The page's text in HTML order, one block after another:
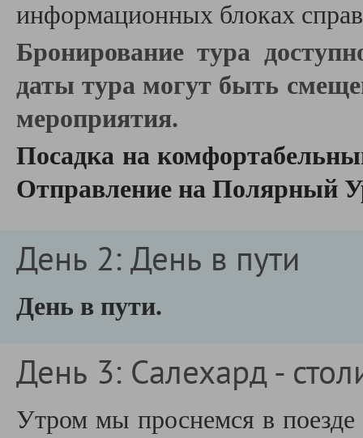
информационных блоках
Бронирование тура
даты тура могут быть
мероприятия.
Посадка на
Отправление на Полярный
День 2: День в пути
День в пути.
День 3: Салехард -
Утром мы проснемся в